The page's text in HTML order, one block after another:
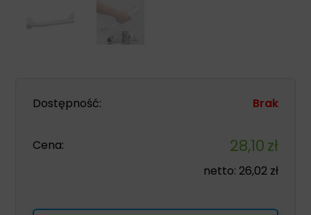
Dostępność: Brak
Cena: 28,10zł
netto: 26,02 zł